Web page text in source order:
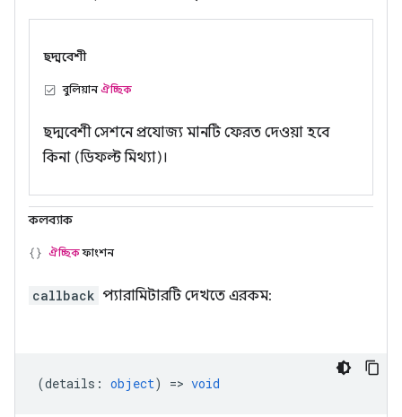
ছদ্মবেশী
বুলিয়ানঐচ্ছিক
ছদ্মবেশী সেশনে প্রযোজ্য মানটি ফেরত দেওয়া হবে
কিনা (ডিফল্ট মিথ্যা)।
কলব্যাক
ঐচ্ছিকফাংশন
callback প্যারামিটারটি দেখতে এরকম:
(details : object) => void